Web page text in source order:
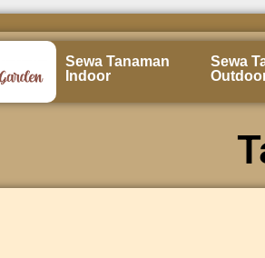
Sewa Tanaman
Indoor
Sewa